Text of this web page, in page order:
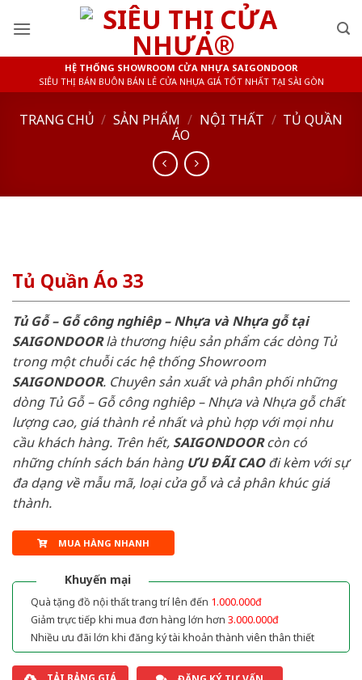
HỆ THỐNG SHOWROOM CỬA NHỰA SAIGONDOOR
SIÊU THỊ BÁN BUÔN BÁN LẺ CỬA NHỰA GIÁ TỐT NHẤT TẠI SÀI GÒN
TRANG CHỦ / SẢN PHẨM / NỘI THẤT / TỦ QUẦN
ÁO
Tủ Quần Áo 33
Tủ Gỗ – Gỗ công nghiêp – Nhựa và Nhựa gỗ tại
SAIGONDOORlà thương hiệu sản phẩm các dòng Tủ
trong một chuỗi các hệ thống Showroom
SAIGONDOOR. Chuyên sản xuất và phân phối những
dòng Tủ Gỗ – Gỗ công nghiêp – Nhựa và Nhựa gỗ chất
lượng cao, giá thành rẻ nhất và phù hợp với mọi nhu
cầu khách hàng. Trên hết, SAIGONDOORcòn có
những chính sách bán hàng ƯU ĐÃI CAOđi kèm với sự
đa dạng về mẫu mã, loại cửa gỗ và cả phân khúc giá
thành.
MUA HÀNG NHANH
Khuyến mại
Quà tặng đồ nội thất trang trí lên đến 1.000.000đ
Giảm trực tiếp khi mua đơn hàng lớn hơn 3.000.000đ
Nhiều ưu đãi lớn khi đăng ký tài khoản thành viên thân thiết